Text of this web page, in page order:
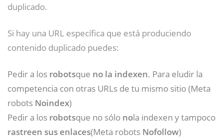
duplicado.
Si hay una URL específica que está produciendo
contenido duplicado puedes:
Pedir a los robotsque no la indexen. Para eludir la
competencia con otras URLs de tu mismo sitio (Meta
robots Noindex)
Pedir a los robotsque no sólo nola indexen y tampoco
rastreen sus enlaces(Meta robots Nofollow)